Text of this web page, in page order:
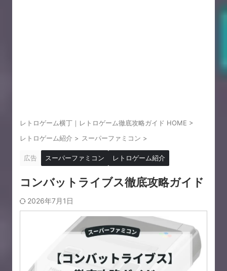
レトロゲーム横丁｜レトロゲーム徹底攻略ガイド HOME >
レトロゲーム紹介 > スーパーファミコン >
広告 スーパーファミコン レトロゲーム紹介
コンバットライブス徹底攻略ガイド
2026年7月1日